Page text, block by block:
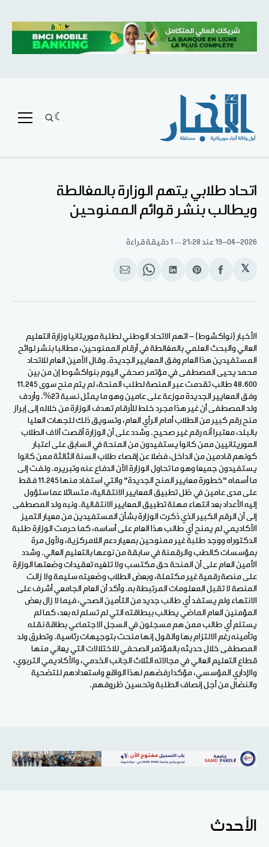
اتحاد طلابي يتهم الوزارة بالمغالطة
ويطالب بنشر قوائم الممنوحين
19-04-2026 عند 21:28 1 دقيقة قراءة
𝕏
انشر
الفيسبوك
Share
Pinterest
انشر
لينكد
Share
WhatsApp
انشر
الإيميل
الأخبار (نواكشوط) - اتهم الاتحاد الوطني لطلبة موريتانيا وزارة التعليم
العالي والبحث العلمي بالمغالطة في أرقام الممنوحين، مطالبا بنشر لوائح
المستفيدين هذا العام وفق المعايير الجديدة. وقال الأمين العام للاتحاد
محمد يحيى المصطفى في مؤتمر صحفي اليوم بنواكشوط إن من بين
48.600 طالب تقدمت عبر المنصة لطلب المنحة، لم يتم منح سوى 11.245
وفق المعايير الجديدة موزعة على عامين وهو ما يمثل نسبة 23%. وأردف
ولد المصطفى أن غير هذا مجرد خلط للأرقام تهدف الوزارة من خلاله إلى إبراز
منح رقم كبير من الطلاب أمام الرأي العام، وتسويق ذلك للجهات العليا
بالبلد، معتبرا أنه رقم غير صحيح. وشدد على أن الوزارة أقصت آلاف الطلاب
الموريتانيين ممن كانوا يستفيدون من المنحة في السابق على اعتبار
كونهم قادمين من الداخل، فضلا عن إقصاء طلاب السنة الثالثة ممن كانوا
يستفيدون جميعا وهو ما تحاول الوزارة الآن الدفاع عنه وتبريره. ولفت إلى
ما أسماه "خطورة معايير المنح الجديدة" والتي استفاد منها 11.245 فقط
على مدى عامين في ظل تطبيق المعايير الانتقالية، متسائلا عما ستؤول
إليه الأعداد بعد انتهاء مهلة تطبيق المعايير الانتقالية. ونبه ولد المصطفى
إلى أن الرقم الكبير الذي ذكرت الوزارة بشأن المستفيدين من معيار التميز
الأكاديمي لم يمنح أي طالب هذا العام على أساسه، كما حرمت الوزارة طلبة
الدكتوراه ووجد طلبة غير ممنوحين بمعيار دعم اللامركزية، ولأول مرة
بمؤسسات كالطب والرقمنة في سابقة من نوعها بالتعليم العالي. وشدد
الأمين العام على أن المنحة حق مكتسب ولا تلغيه تعقيدات وضعتها الوزارة
على منصة رقمية غير مكتملة، وبعض الطلاب وضعيته سليمة ولا زالت
المنصة لا تقبل المعلومات المرتبطة به. وأكد أن العام الجامعي أشرف على
الانتهاء ولم يستفد أي طالب جديد من التأمين الصحي، فيما لا زال بعض
المؤمنين العام الماضي يطالب ببطاقته التي لم تسلم له بعد، كما لم
يستلم أي طالب ممن هم مسجلون في السجل الاجتماعي بطاقة نقله
وتأمينه رغم الالتزام بها والقول إنها منحت بتوجيهات رئاسية. وتطرق ولد
المصطفى خلال حديثه بالمؤتمر الصحفي للاختلالات التي يعاني منها
قطاع التعليم العالي في مجالاته الثلاث الجانب الخدمي، والأكاديمي التربوي،
والإداري المؤسسي، مؤكدا رفضهم لهذا الواقع واستعدادهم للتضحية
والنضال من أجل إنصاف الطلبة وتحسين ظروفهم.
الأحدث